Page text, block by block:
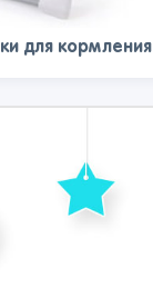
для кормления